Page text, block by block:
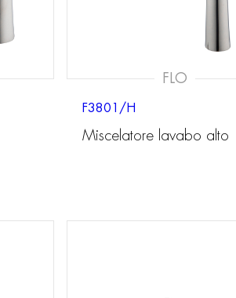
FLO
F3801/H
Miscelatore lavabo alto